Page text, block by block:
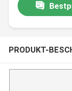
PRODUKT-